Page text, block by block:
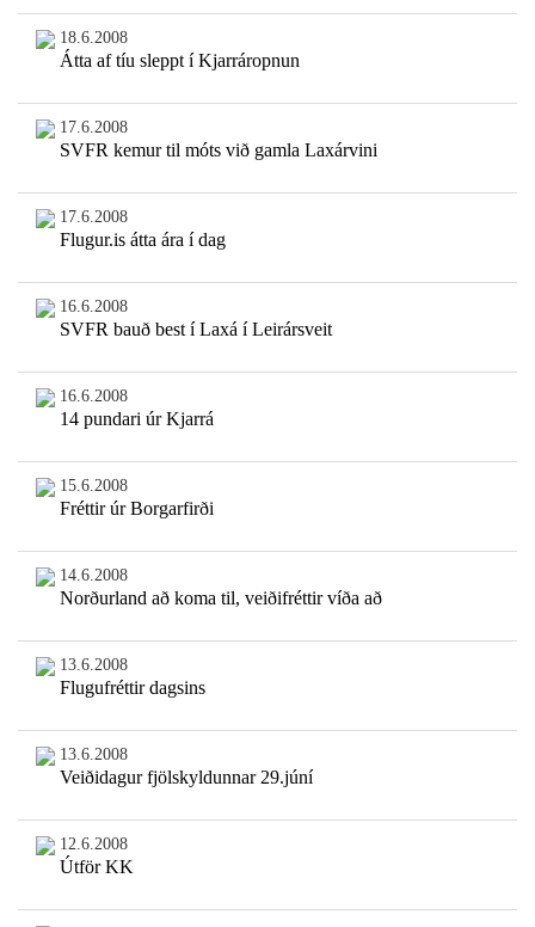
18.6.2008
Átta af tíu sleppt í Kjarráropnun
17.6.2008
SVFR kemur til móts við gamla Laxárvini
17.6.2008
Flugur.is átta ára í dag
16.6.2008
SVFR bauð best í Laxá í Leirársveit
16.6.2008
14 pundari úr Kjarrá
15.6.2008
Fréttir úr Borgarfirði
14.6.2008
Norðurland að koma til, veiðifréttir víða að
13.6.2008
Flugufréttir dagsins
13.6.2008
Veiðidagur fjölskyldunnar 29.júní
12.6.2008
Útför KK